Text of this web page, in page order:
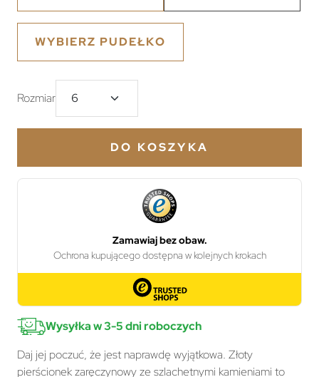
WYBIERZ PUDEŁKO
Rozmiar
DO KOSZYKA
Wysyłka w 3-5 dni roboczych
Daj jej poczuć, że jest naprawdę wyjątkowa. Złoty
pierścionek zaręczynowy ze szlachetnymi kamieniami to